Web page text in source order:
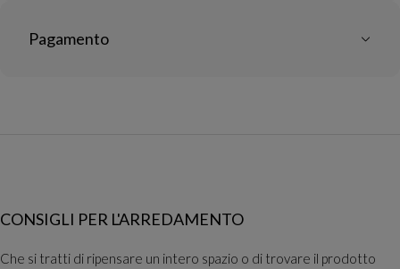
Pagamento
CONSIGLI PER L'ARREDAMENTO
Che si tratti di ripensare un intero spazio o di trovare il prodotto